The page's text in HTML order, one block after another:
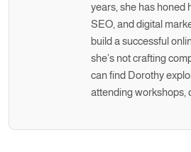
years, she has honed
SEO, and digital
build a successful
she’s not crafting
can find Dorothy
attending workshops,